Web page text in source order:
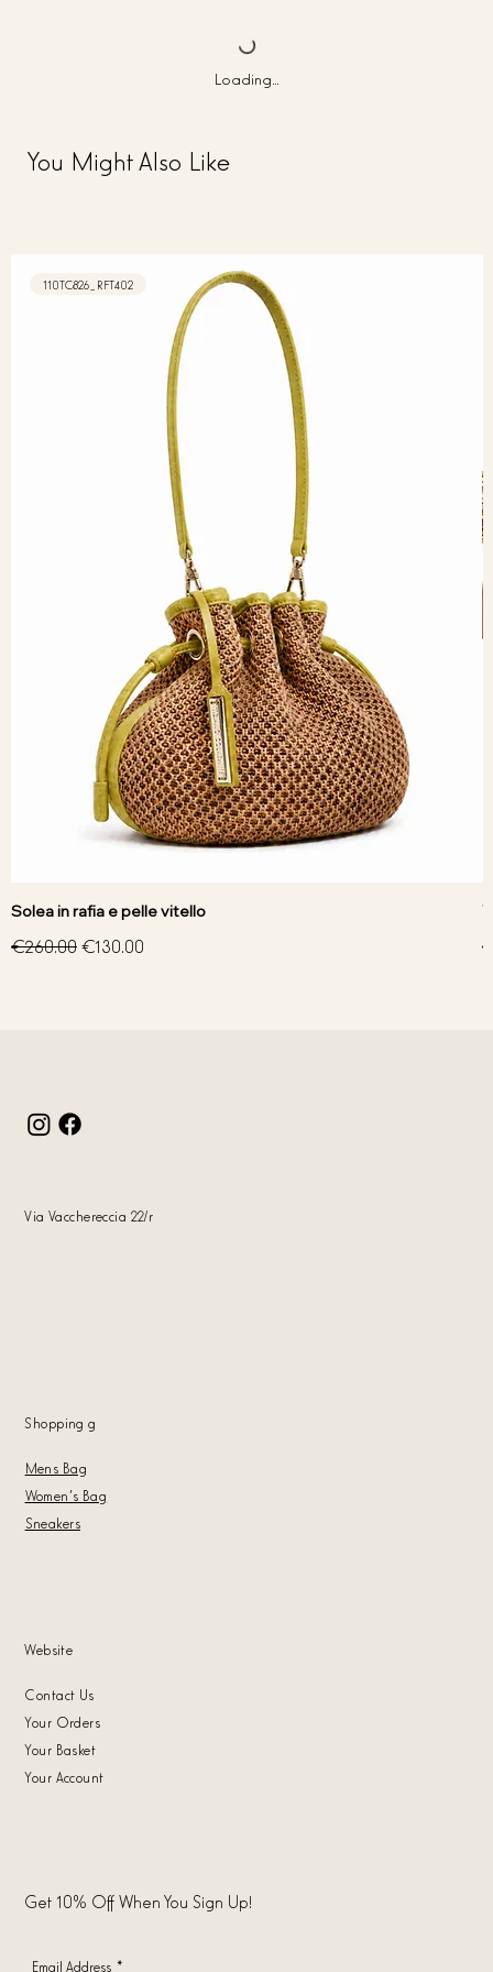
Loading…
You Might Also Like
110TC826_RFT402
Solea in rafia e pelle vitello
Regular Price
€260.00Sale Price
€130.00
Via Vacchereccia 22/r
Shopping g
Mens Bag
Women's Bag
Sneakers
Website
Contact Us
Your Orders
Your Basket
Your Account
Get 10% Off When You Sign Up!
Email Address *